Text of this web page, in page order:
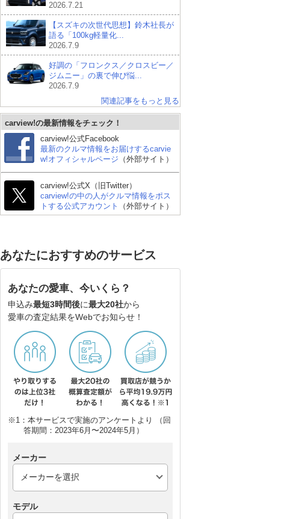
2026.7.21
【スズキの次世代思想】鈴木社長が
語る「100kg軽量化...
2026.7.9
好調の「フロンクス／クロスビー／
ジムニー」の裏で伸び悩...
2026.7.9
関連記事をもっと見る
carview!の最新情報をチェック！
carview!公式Facebook
最新のクルマ情報をお届けするcarvie
w!オフィシャルページ （外部サイト）
carview!公式X（旧Twitter）
carview!の中の人がクルマ情報をポス
トする公式アカウント
（外部サイト）
あなたにおすすめのサービス
あなたの愛車、今いくら？
申込み最短3時間後に最大20社から
愛車の査定結果をWebでお知らせ！
※1：本サービスで実施のアンケートより （回
答期間：2023年6月〜2024年5月）
メーカー
モデル